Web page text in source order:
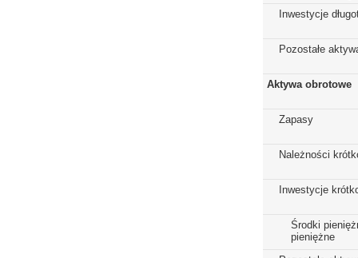
Inwestycje
Pozostałe
Aktywa obrotowe
Zapasy
Należności
Inwestycje
Środki
pieniężne